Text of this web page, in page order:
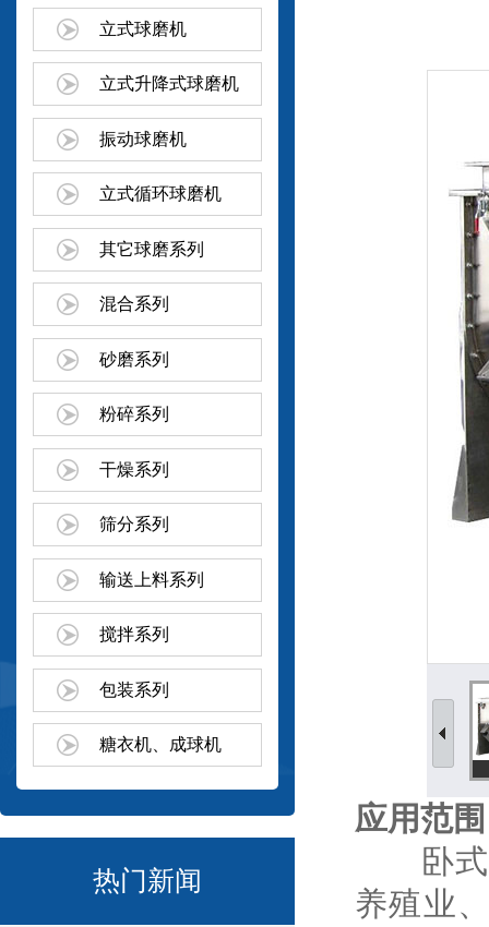
立式球磨机
立式升降式球磨机
振动球磨机
立式循环球磨机
其它球磨系列
混合系列
砂磨系列
粉碎系列
干燥系列
筛分系列
输送上料系列
搅拌系列
包装系列
糖衣机、成球机
热门新闻
应用范围
卧式螺
养殖业